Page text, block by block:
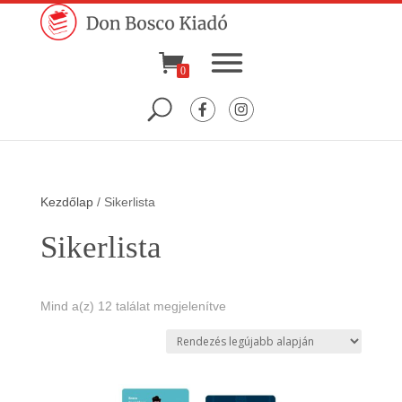
0
Kezdőlap/ Sikerlista
Sikerlista
Mind a(z) 12 találat megjelenítveSorted
latest
Ennek